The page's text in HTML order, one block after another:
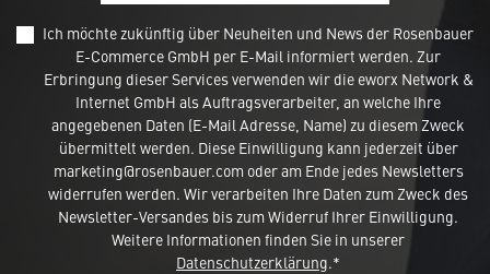
Ich möchte zukünftig über Neuheiten und News der Rosenbauer
E-Commerce GmbH per E-Mail informiert werden. Zur
Erbringung dieser Services verwenden wir die eworx Network &
Internet GmbH als Auftragsverarbeiter, an welche Ihre
angegebenen Daten (E-Mail Adresse, Name) zu diesem Zweck
übermittelt werden. Diese Einwilligung kann jederzeit über
marketing@rosenbauer.com oder am Ende jedes Newsletters
widerrufen werden. Wir verarbeiten Ihre Daten zum Zweck des
Newsletter-Versandes bis zum Widerruf Ihrer Einwilligung.
Weitere Informationen finden Sie in unserer
Datenschutzerklärung.*